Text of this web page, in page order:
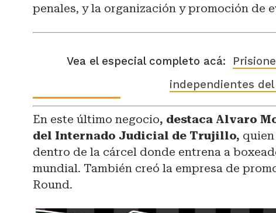
penales, y la organización y promoción de
Vea el especial completo acá:
independientes
En este último negocio, destaca Alvaro
del Internado Judicial de Trujillo,
dentro de la cárcel donde entrena a
mundial. También creó la empresa de
Round.